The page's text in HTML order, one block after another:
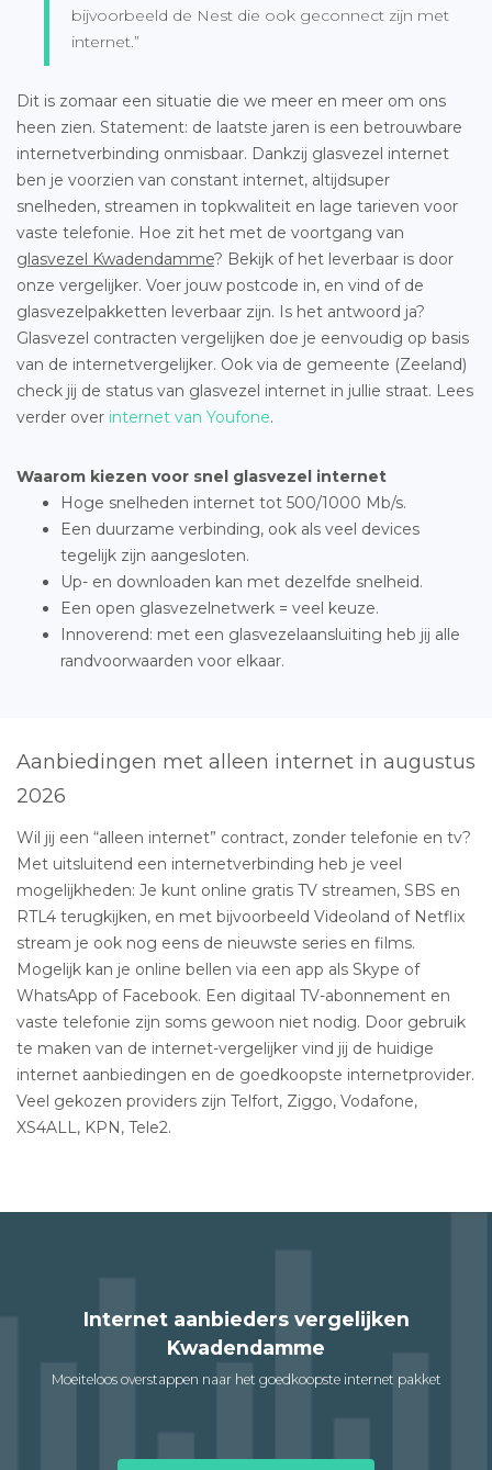
bijvoorbeeld de Nest die ook geconnect zijn met
internet.”
Dit is zomaar een situatie die we meer en meer om ons
heen zien. Statement: de laatste jaren is een betrouwbare
internetverbinding onmisbaar. Dankzij glasvezel internet
ben je voorzien van constant internet, altijdsuper
snelheden, streamen in topkwaliteit en lage tarieven voor
vaste telefonie. Hoe zit het met de voortgang van
glasvezel Kwadendamme? Bekijk of het leverbaar is door
onze vergelijker. Voer jouw postcode in, en vind of de
glasvezelpakketten leverbaar zijn. Is het antwoord ja?
Glasvezel contracten vergelijken doe je eenvoudig op basis
van de internetvergelijker. Ook via de gemeente (Zeeland)
check jij de status van glasvezel internet in jullie straat. Lees
verder over internet van Youfone.
Waarom kiezen voor snel glasvezel internet
Hoge snelheden internet tot 500/1000 Mb/s.
Een duurzame verbinding, ook als veel devices
tegelijk zijn aangesloten.
Up- en downloaden kan met dezelfde snelheid.
Een open glasvezelnetwerk = veel keuze.
Innoverend: met een glasvezelaansluiting heb jij alle
randvoorwaarden voor elkaar.
Aanbiedingen met alleen internet in augustus
2026
Wil jij een “alleen internet” contract, zonder telefonie en tv?
Met uitsluitend een internetverbinding heb je veel
mogelijkheden: Je kunt online gratis TV streamen, SBS en
RTL4 terugkijken, en met bijvoorbeeld Videoland of Netflix
stream je ook nog eens de nieuwste series en films.
Mogelijk kan je online bellen via een app als Skype of
WhatsApp of Facebook. Een digitaal TV-abonnement en
vaste telefonie zijn soms gewoon niet nodig. Door gebruik
te maken van de internet-vergelijker vind jij de huidige
internet aanbiedingen en de goedkoopste internetprovider.
Veel gekozen providers zijn Telfort, Ziggo, Vodafone,
XS4ALL, KPN, Tele2.
Internet aanbieders vergelijken
Kwadendamme
Moeiteloos overstappen naar het goedkoopste internet pakket